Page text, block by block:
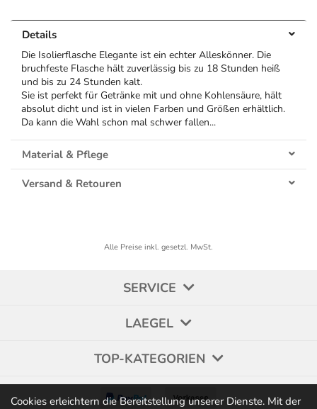
Cookies erleichtern die Bereitstellung unserer Dienste. Mit der
Details
Die Isolierflasche Elegante ist ein echter Alleskönner. Die
bruchfeste Flasche hält zuverlässig bis zu 18 Stunden heiß
und bis zu 24 Stunden kalt.
Sie ist perfekt für Getränke mit und ohne Kohlensäure, hält
absolut dicht und ist in vielen Farben und Größen erhältlich.
Da kann die Wahl schon mal schwer fallen...
Material & Pflege
Versand & Retouren
Alle Preise inkl. gesetzl. MwSt.
SERVICE
LAEGEL
TOP-KATEGORIEN